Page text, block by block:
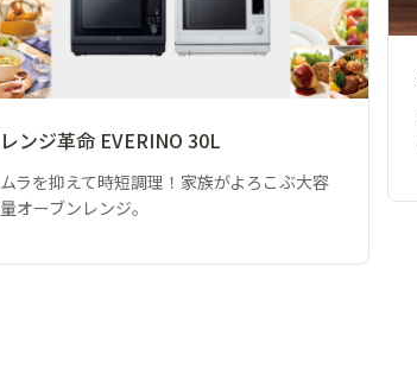
レンジ革命 EVERINO 30L
ムラを抑えて時短調理！家族がよろこぶ大容
量オーブンレンジ。